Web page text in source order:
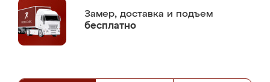
Замер, доставка и подъем
бесплатно